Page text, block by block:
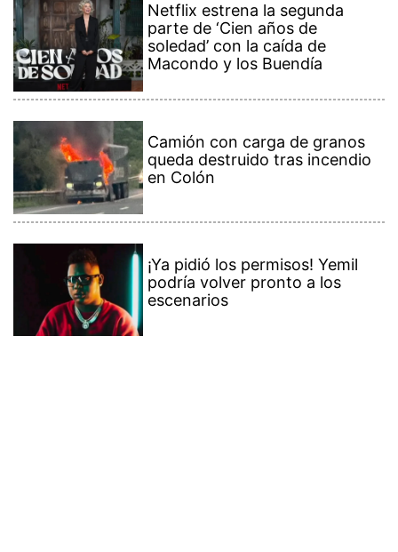
Netflix estrena la segunda
parte de ‘Cien años de
soledad’ con la caída de
Macondo y los Buendía
Camión con carga de granos
queda destruido tras incendio
en Colón
¡Ya pidió los permisos! Yemil
podría volver pronto a los
escenarios